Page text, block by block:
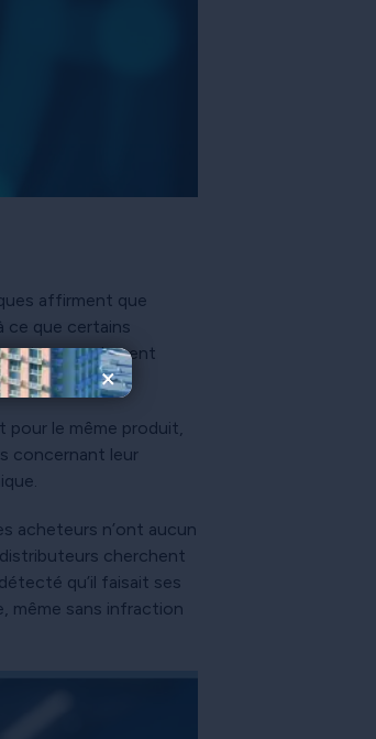
×
affirment que
ce que certains
pas seulement
pour le même produit,
concernant leur
acheteurs n’ont aucun
cherchent
qu’il faisait ses
même sans infraction